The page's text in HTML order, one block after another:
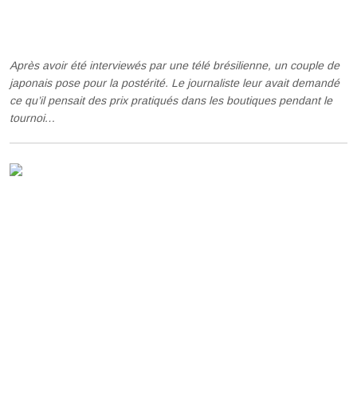
Après avoir été interviewés par une télé brésilienne, un couple de
japonais pose pour la postérité. Le journaliste leur avait demandé
ce qu’il pensait des prix pratiqués dans les boutiques pendant le
tournoi…